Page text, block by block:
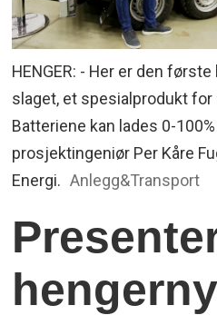
HENGER: - Her er den
slaget, et spesialprodukt
Batteriene kan lades 0-
prosjektingeniør Per Kåre
Energi. Anlegg&Transport